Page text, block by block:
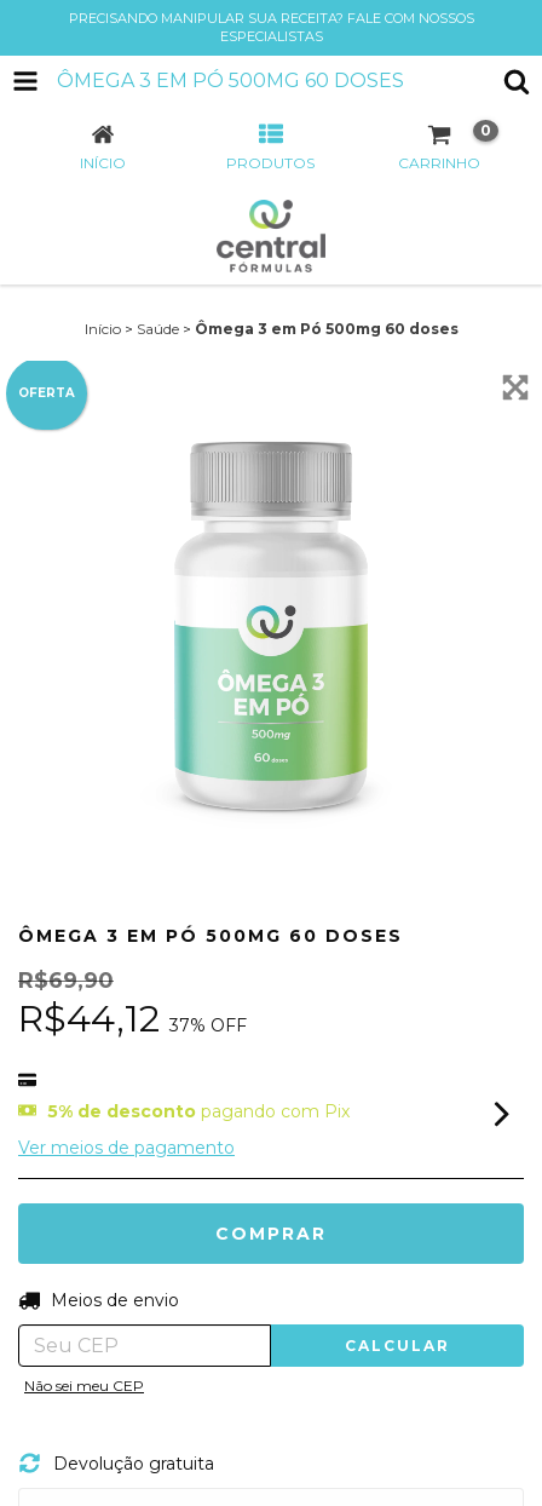
PRECISANDO MANIPULAR SUA RECEITA? FALE COM NOSSOS
ESPECIALISTAS
ÔMEGA 3 EM PÓ 500MG 60 DOSES
INÍCIO PRODUTOS CARRINHO
0
Início > Saúde > Ômega 3 em Pó 500mg 60 doses
OFERTA
ÔMEGA 3 EM PÓ 500MG 60 DOSES
R$69,90
R$44,1237% OFF
5% de desconto pagando com Pix
Ver meios de pagamento
Entregas para o CEP:
Meios de envio
CALCULAR
Não sei meu CEP
Devolução gratuita